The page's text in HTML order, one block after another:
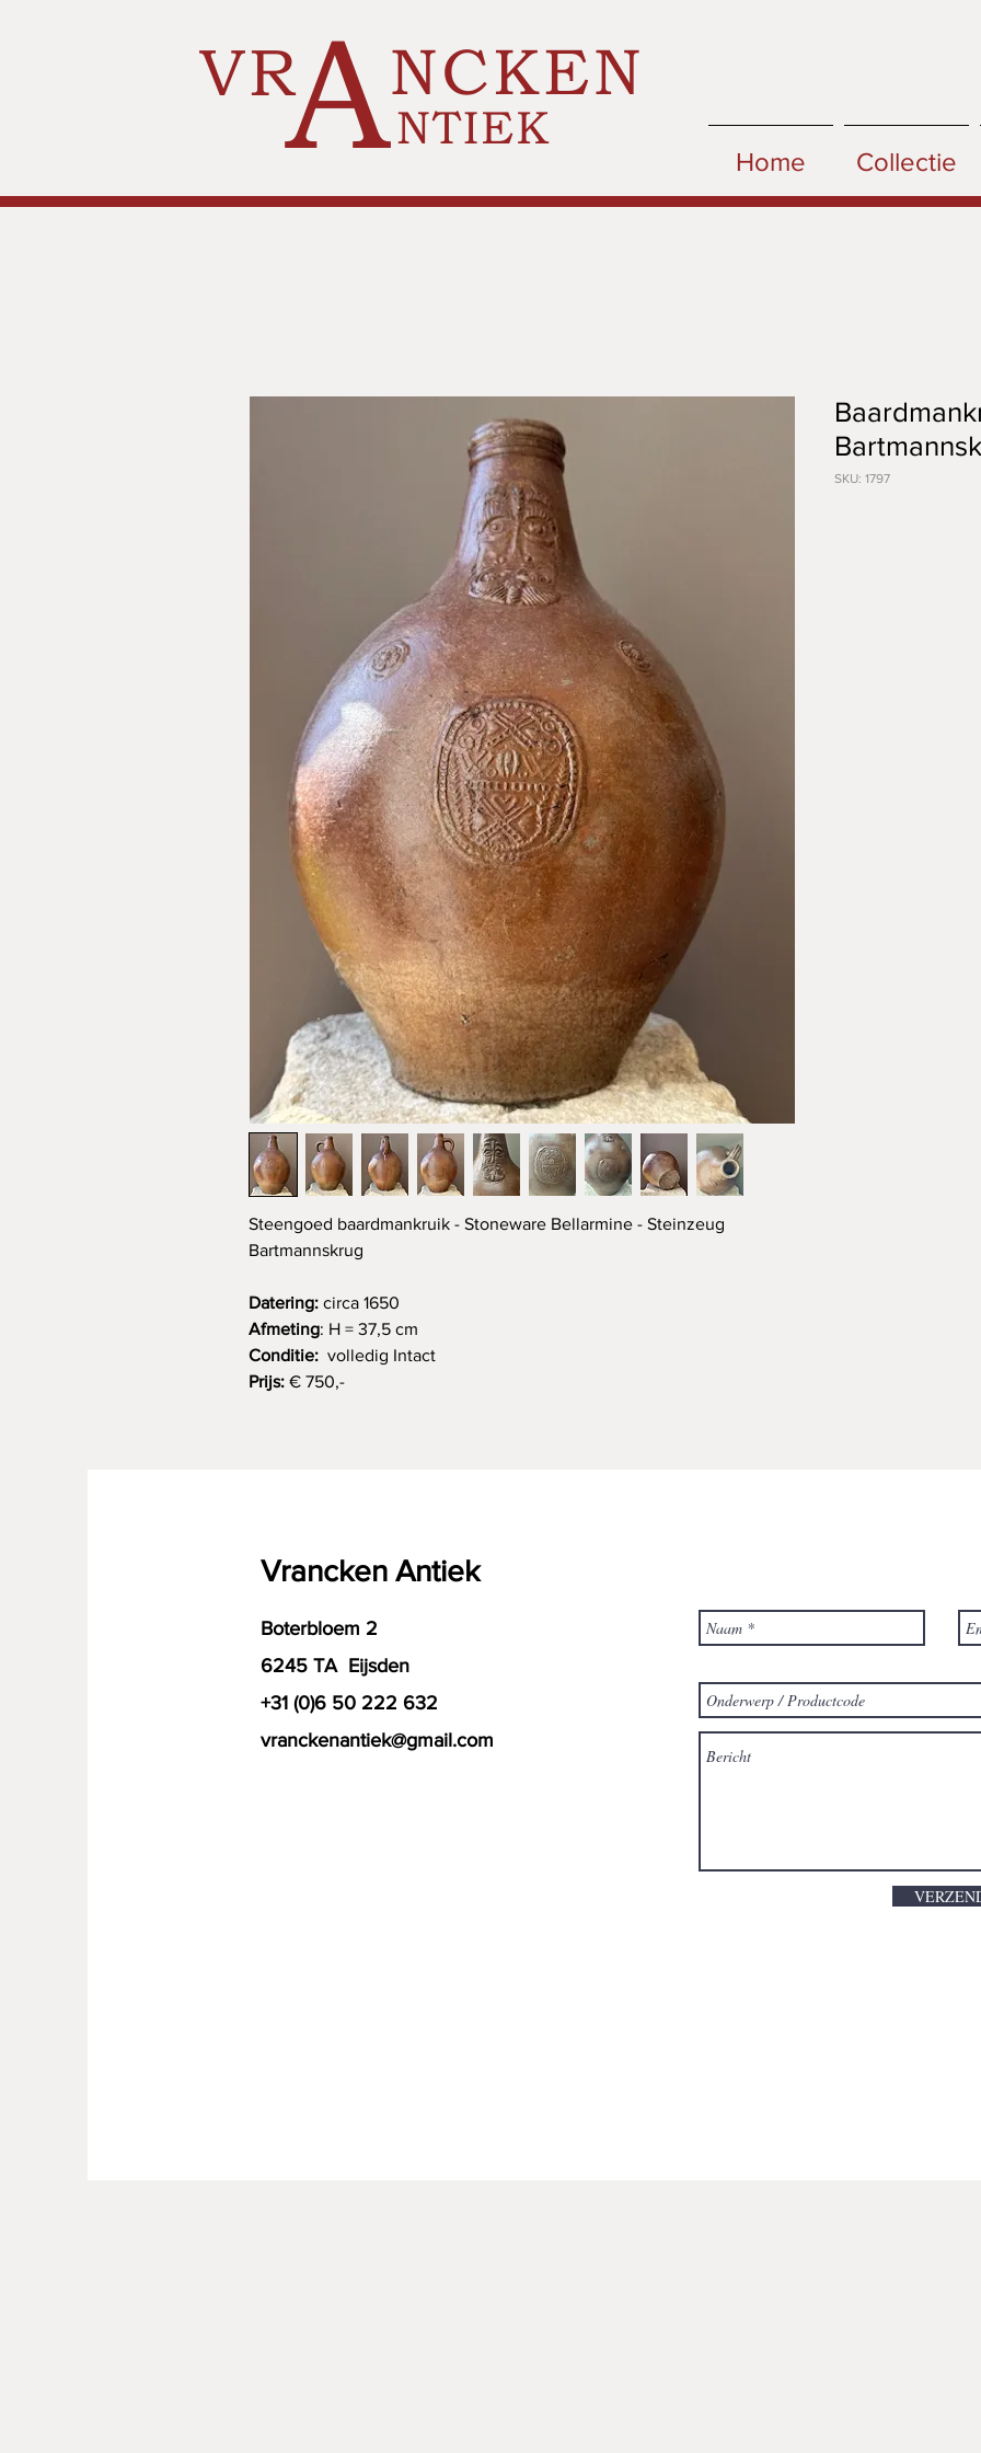
VRANCKEN
NTIEK
Home Collectie
Steengoed baardmankruik - Stoneware Bellarmine - Steinzeug
Bartmannskrug
Datering: circa 1650
Afmeting: H = 37,5 cm
Conditie: volledig Intact
Prijs: € 750,-
SKU: 1797
Vrancken Antiek
Boterbloem 2
6245 TA Eijsden
+31 (0)6 50 222 632
vranckenantiek@gmail.com